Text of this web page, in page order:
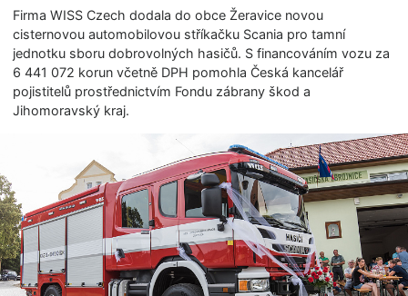
Firma WISS Czech dodala do obce Žeravice novou
cisternovou automobilovou stříkačku Scania pro tamní
jednotku sboru dobrovolných hasičů. S financováním vozu za
6 441 072 korun včetně DPH pomohla Česká kancelář
pojistitelů prostřednictvím Fondu zábrany škod a
Jihomoravský kraj.